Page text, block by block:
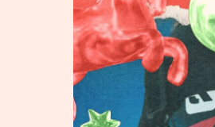
:
test
et
avis
sur
cet